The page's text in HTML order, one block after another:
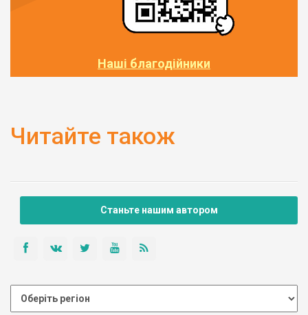
Наші благодійники
Читайте також
Станьте нашим автором